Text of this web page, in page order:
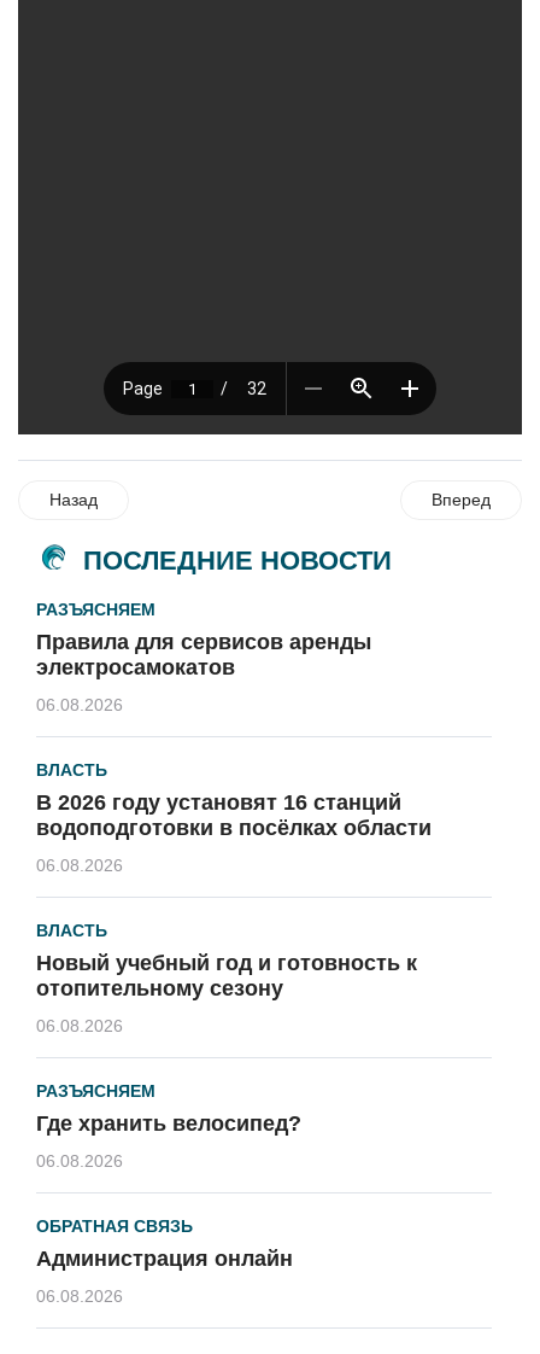
Назад Вперед
ПОСЛЕДНИЕ НОВОСТИ
РАЗЪЯСНЯЕМ
Правила для сервисов аренды
электросамокатов
06.08.2026
ВЛАСТЬ
В 2026 году установят 16 станций
водоподготовки в посёлках области
06.08.2026
ВЛАСТЬ
Новый учебный год и готовность к
отопительному сезону
06.08.2026
РАЗЪЯСНЯЕМ
Где хранить велосипед?
06.08.2026
ОБРАТНАЯ СВЯЗЬ
Администрация онлайн
06.08.2026